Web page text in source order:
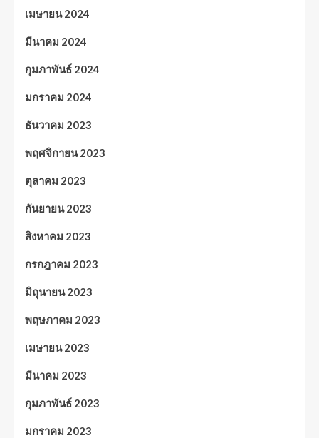
เมษายน 2024
มีนาคม 2024
กุมภาพันธ์ 2024
มกราคม 2024
ธันวาคม 2023
พฤศจิกายน 2023
ตุลาคม 2023
กันยายน 2023
สิงหาคม 2023
กรกฎาคม 2023
มิถุนายน 2023
พฤษภาคม 2023
เมษายน 2023
มีนาคม 2023
กุมภาพันธ์ 2023
มกราคม 2023